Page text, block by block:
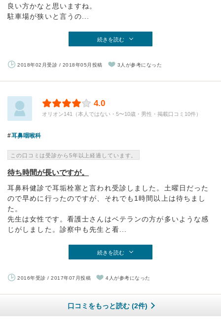
良い方かなと思いますね。
駐車場が狭いと言うの...
続きを読む
2018年02月受診 / 2018年05月投稿 3人が参考になった
4.0
オリオン141（本人ではない・5〜10歳・男性・掲載口コミ10件）
耳鼻咽喉科
この口コミは受診から5年以上経過しています。
待ち時間が長いですが。
耳鼻科健診で耳垢栓塞と言われ受診しました。土曜日だった
ので早めに行ったのですが、それでも1時間以上は待ちまし
た。
先生は女性です。看護士さんはベテランの方が多いような感
じがしました。診察中も先生と看...
続きを読む
2016年受診 / 2017年07月投稿 4人が参考になった
口コミをもっと読む (2件)